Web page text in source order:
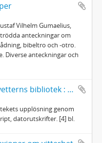
Vilhelm Gumaelius,
anteckningar om
bibeltro och -otro.
Diverse anteckningar och
Carl Gunnar Cronholm: Alkvetterns bibliotek : manuskript
upplösning genom
datorutskrifter. [4] bl.